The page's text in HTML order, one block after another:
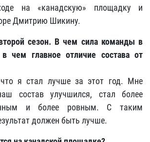
на «канадскую» площадку и
Дмитрию Шикину.
сезон. В чем сила команды в
чем главное отличие состава от
что я стал лучше за этот год. Мне
состав улучшился, стал более
и более ровным. С таким
должен быть лучше.